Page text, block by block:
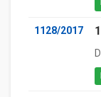
1128/2017